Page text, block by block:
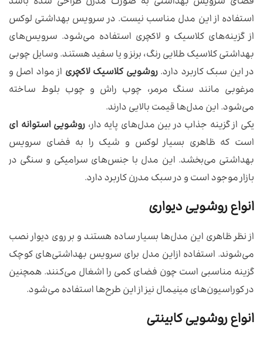
استفاده از این مدل مناسب نیست. در سرویس بهداشتی لوکس
از گزینه‌های کلاسیک و لاکچری استفاده می‌شود. سرویس‌های
بهداشتی کلاسیک طلایی رنگ، برنز و یا سفید هستند‌. وسایل چوبی
در این سبک کاربرد دارد.روشویی کلاسیک لاکچری از مواد اصل و
مرغوبی مانند سنگ مرمر، چوب راش و چوب بلوط ساخته
می‌شود. این مدل‌ها قیمت بالایی دارند.
یکی از گزینه جذاب در بین مدل‌های پایه دار، روشویی استوانه ای
است که ظاهری بسیار لوکس و شیک را به فضای سرویس
بهداشتی‌ می‌بخشد. این مدل با جنس‌های سرامیکی و سنگی در
بازار موجود است و در سبک مدرن کاربرد دارد.
انواع روشویی دیواری
از نظر ظاهری این مدل‌ها بسیار ساده هستند و بر روی دیوار نصب
می‌شوند. استفاده ازاین مدل برای سرویس بهداشتی‌های کوچک
گزینه مناسبی است چون فضای کمی را اشغال می‌کنند. همچنین
در کوراسیون‌های مینیمال نیز از این طرح‌ها استفاده می‌شود.
انواع روشویی کابینتی